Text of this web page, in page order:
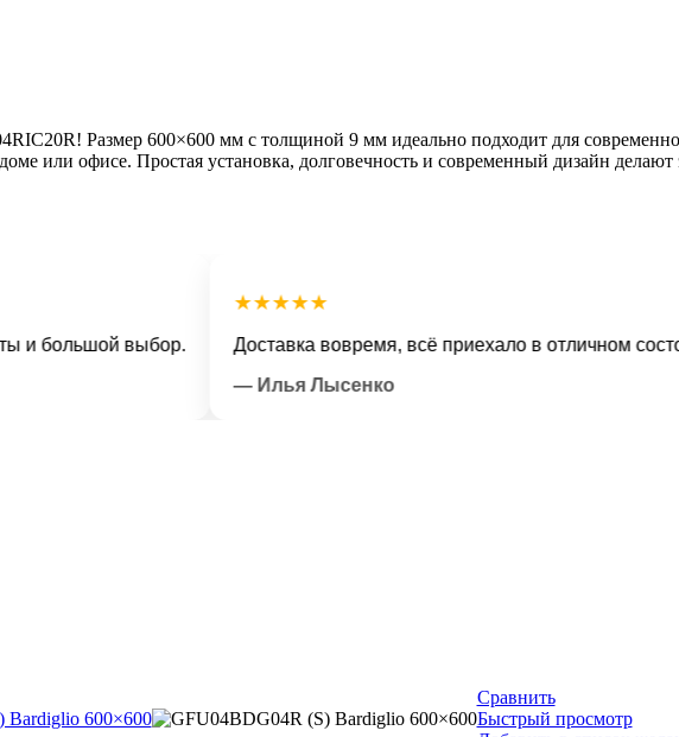
Размер 600×600 мм с толщиной 9 мм идеально подходит для
или офисе. Простая установка, долговечность и современный дизайн
выбор.
★★★★★
Доставка вовремя, всё приехало в отличном состоянии.
— Илья Лысенко
Сравнить
Быстрый просмотр